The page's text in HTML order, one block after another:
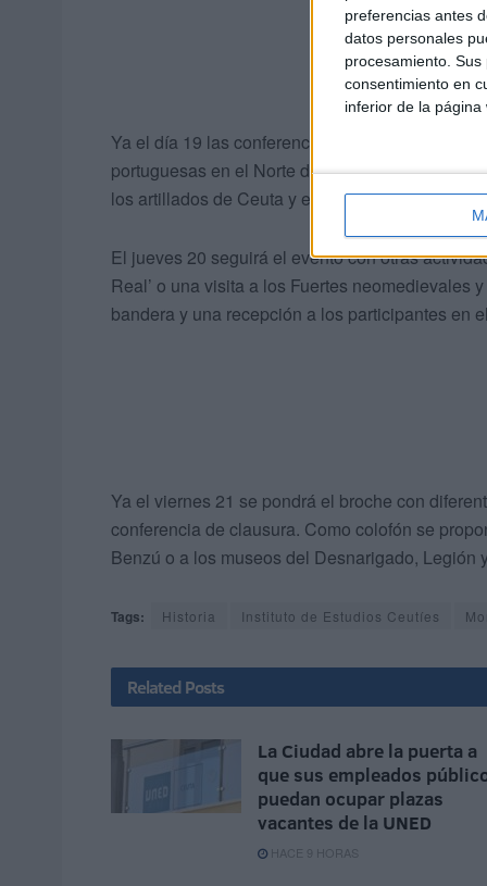
preferencias antes
datos personales
procesamiento.
consentimiento en
inferior de la página
Ya el día 19 las conferencias versarán sobre
portuguesas en el Norte de África en los siglos
los artillados de Ceuta y está prevista una
El jueves 20 seguirá el evento con otras
Real’ o una visita a los Fuertes neomedievales
bandera y una recepción a los participantes en
Ya el viernes 21 se pondrá el broche con
conferencia de clausura. Como colofón se
Benzú o a los museos del Desnarigado, Legión
Tags: Historia Instituto de Estudios Ceutíes
Related Posts
La Ciudad abre la puerta a
que sus empleados
puedan ocupar plazas
vacantes de la UNED
HACE 9 HORAS